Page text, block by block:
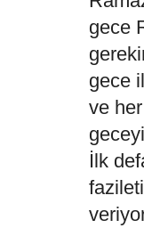
gece
gece
ve
İlk